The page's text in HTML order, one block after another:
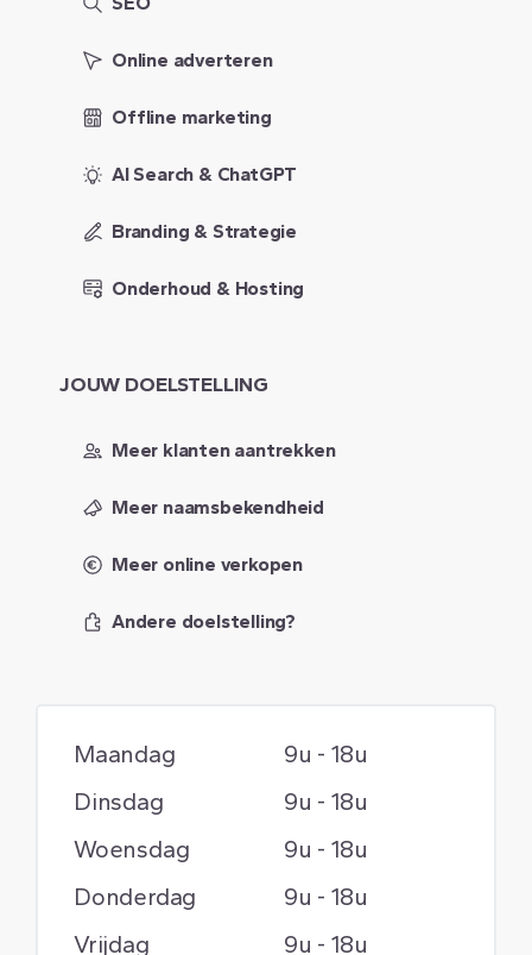
Online adverteren
Offline marketing
AI Search & ChatGPT
Branding & Strategie
Onderhoud & Hosting
JOUW DOELSTELLING
Meer klanten aantrekken
Meer naamsbekendheid
Meer online verkopen
Andere doelstelling?
Maandag
Dinsdag
Woensdag
Donderdag
Vrijdag
9u - 18u
9u - 18u
9u - 18u
9u - 18u
9u - 18u